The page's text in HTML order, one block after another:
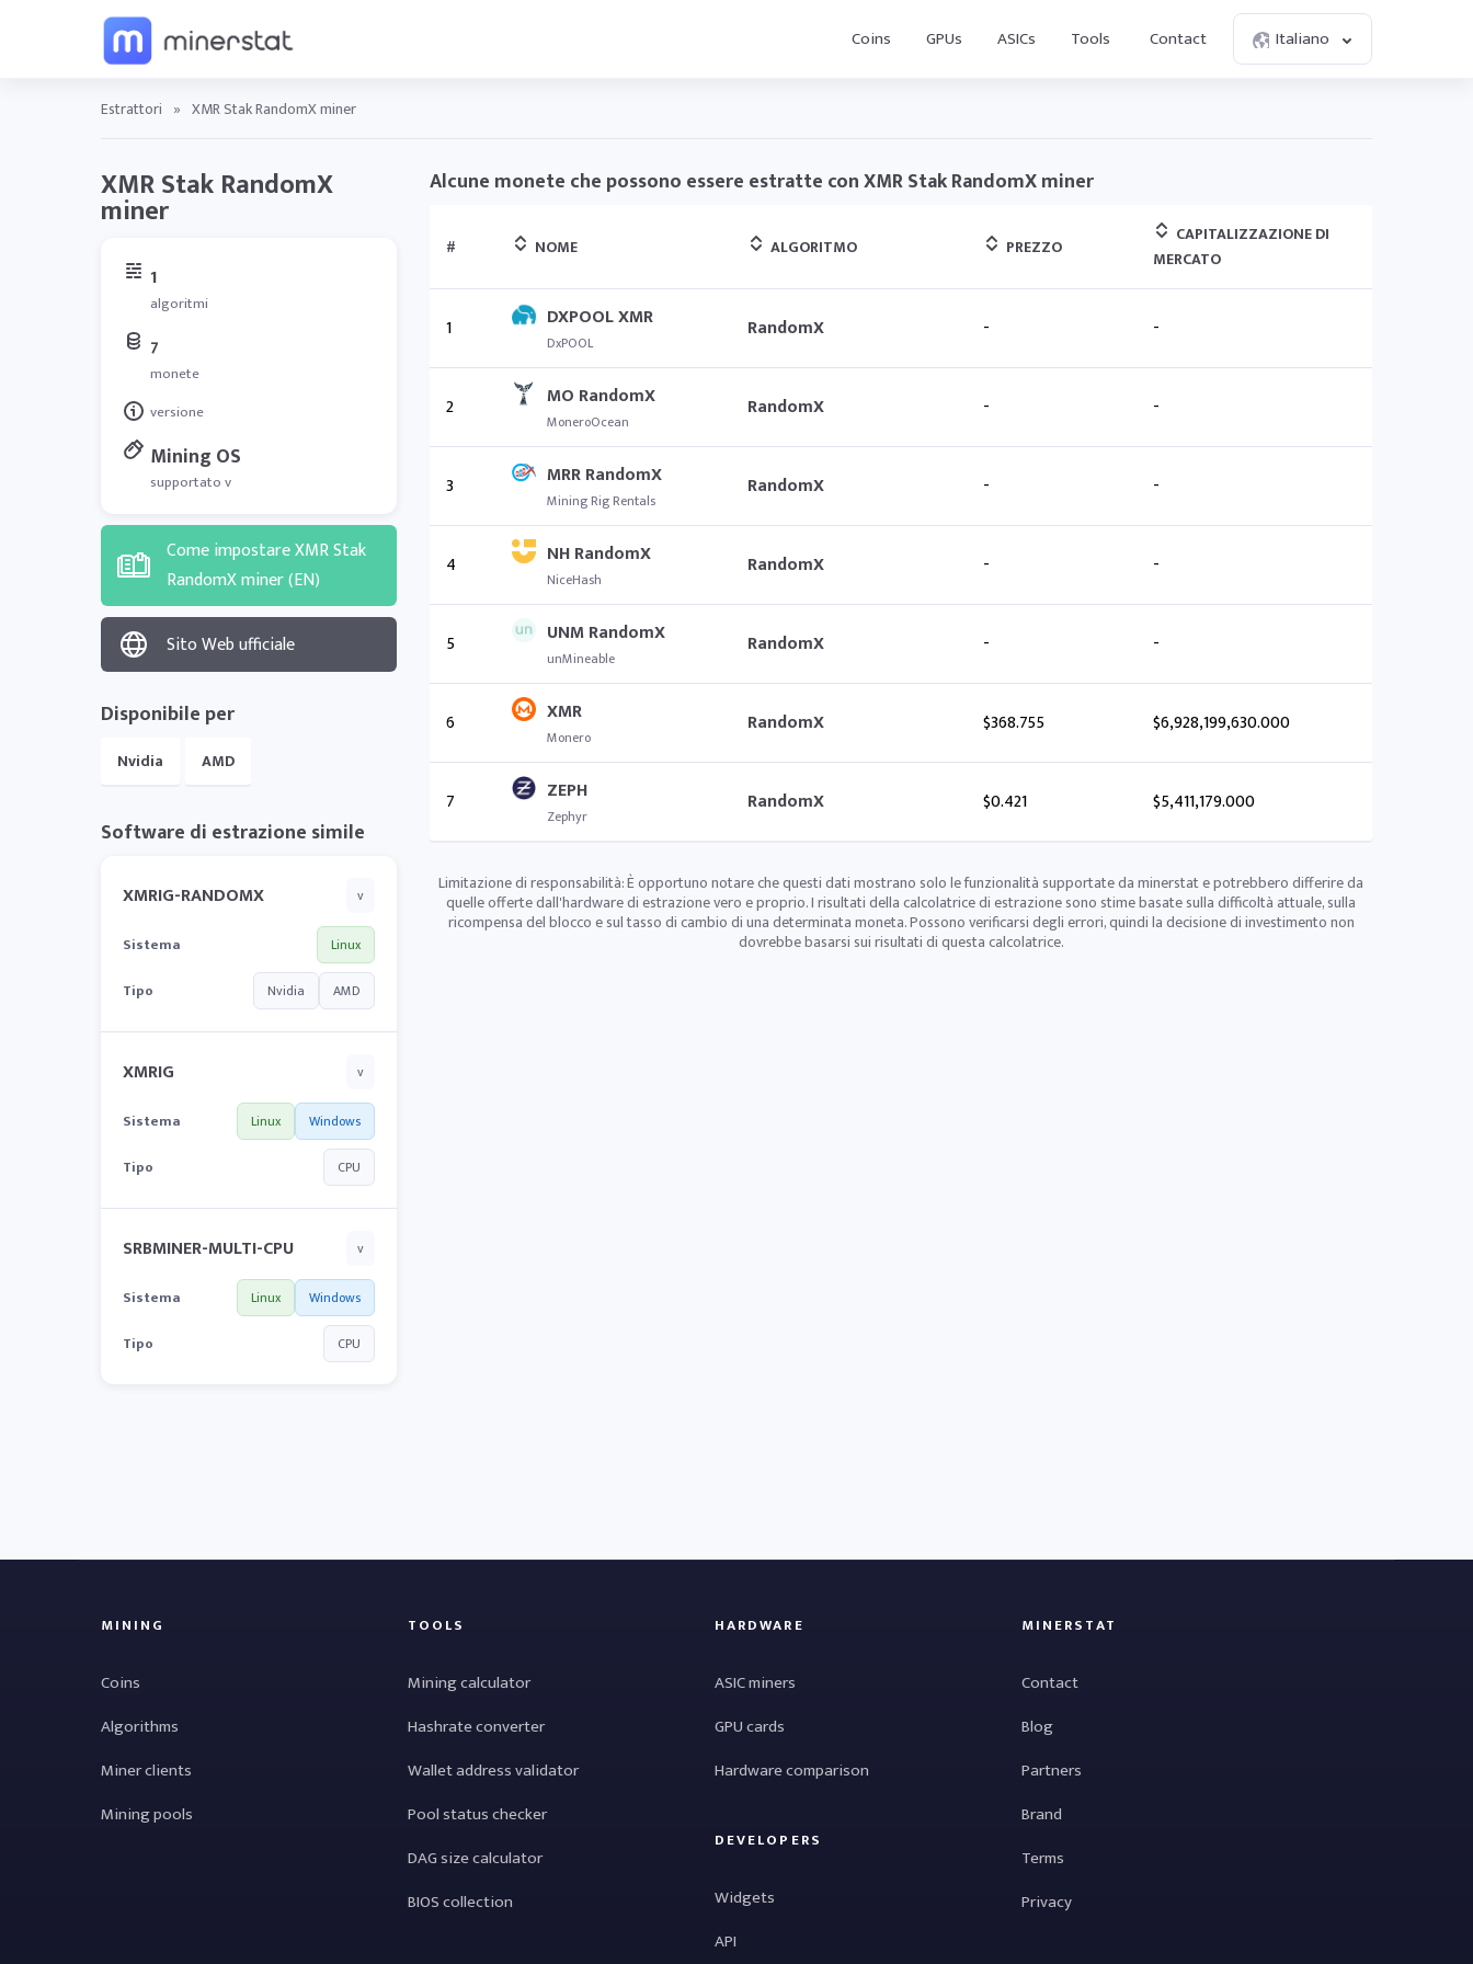
Coins GPUs ASICs Tools Contact Italiano
Estrattori » XMR Stak RandomX miner
XMR Stak RandomX
miner
1
algoritmi
7
monete
versione
Mining OS
supportato v
Come impostare XMR Stak
RandomX miner (EN)
Sito Web ufficiale
Disponibile per
Nvidia AMD
Software di estrazione simile
XMRIG-RANDOMX v
Sistema Linux
Tipo Nvidia AMD
XMRIG v
Sistema Linux Windows
Tipo CPU
SRBMINER-MULTI-CPU v
Sistema Linux Windows
Tipo CPU
Alcune monete che possono essere estratte con XMR Stak RandomX miner
# NOME ALGORITMO PREZZO
CAPITALIZZAZIONE DI
MERCATO
1 DXPOOL XMR
DxPOOL RandomX - -
2 MO RandomX
MoneroOcean RandomX - -
3 MRR RandomX
Mining Rig Rentals RandomX - -
4 NH RandomX
NiceHash RandomX - -
5 UNM RandomX
unMineable RandomX - -
6 XMR
Monero RandomX $368.755 $6,928,199,630.000
7 ZEPH
Zephyr RandomX $0.421 $5,411,179.000
Limitazione di responsabilità: È opportuno notare che questi dati mostrano solo le funzionalità supportate da minerstat e potrebbero differire da
quelle offerte dall'hardware di estrazione vero e proprio. I risultati della calcolatrice di estrazione sono stime basate sulla difficoltà attuale, sulla
ricompensa del blocco e sul tasso di cambio di una determinata moneta. Possono verificarsi degli errori, quindi la decisione di investimento non
dovrebbe basarsi sui risultati di questa calcolatrice.
MINING
Coins
Algorithms
Miner clients
Mining pools
TOOLS
Mining calculator
Hashrate converter
Wallet address validator
Pool status checker
DAG size calculator
BIOS collection
HARDWARE
ASIC miners
GPU cards
Hardware comparison
DEVELOPERS
Widgets
API
MINERSTAT
Contact
Blog
Partners
Brand
Terms
Privacy